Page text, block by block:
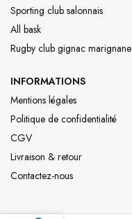
Sporting club salonnais
All bask
Rugby club gignac marignane
INFORMATIONS
Mentions légales
Politique de confidentialité
CGV
Livraison & retour
Contactez-nous